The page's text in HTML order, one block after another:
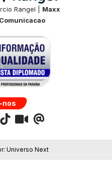
Rangel | Maxx
nos
Universo Next